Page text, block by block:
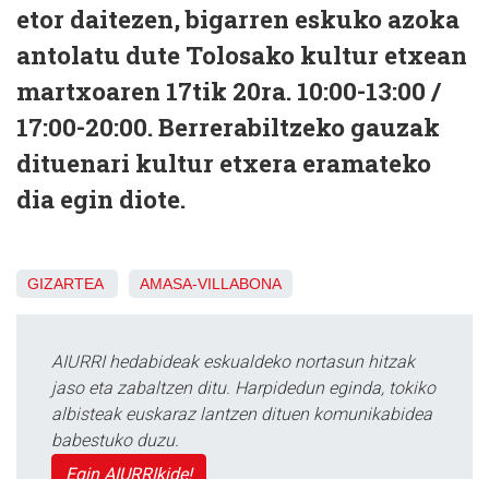
etor daitezen, bigarren eskuko azoka
antolatu dute Tolosako kultur etxean
martxoaren 17tik 20ra. 10:00-13:00 /
17:00-20:00. Berrerabiltzeko gauzak
dituenari kultur etxera eramateko
dia egin diote.
GIZARTEA AMASA-VILLABONA
AIURRI hedabideak eskualdeko nortasun hitzak
jaso eta zabaltzen ditu. Harpidedun eginda, tokiko
albisteak euskaraz lantzen dituen komunikabidea
babestuko duzu.
Egin AIURRIkide!